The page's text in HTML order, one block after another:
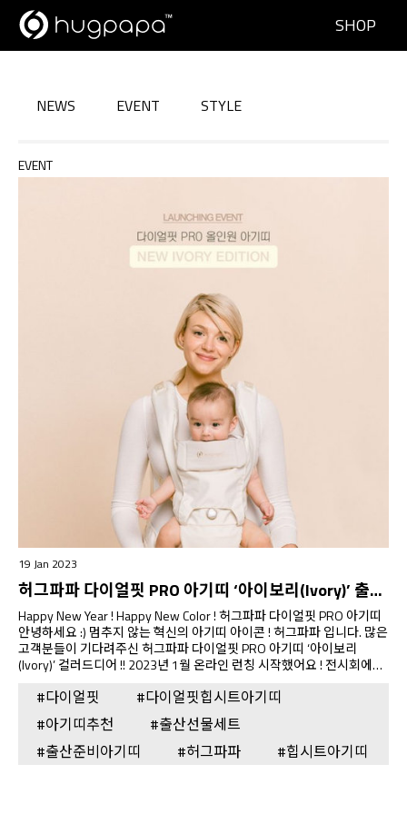
SHOP
NEWS EVENT STYLE
EVENT
19 Jan 2023
허그파파 다이얼핏 PRO 아기띠 ‘아이보리(Ivory)’ 출시 이벤트
Happy New Year ! Happy New Color ! 허그파파 다이얼핏 PRO 아기띠
안녕하세요 :) 멈추지 않는 혁신의 아기띠 아이콘 ! 허그파파 입니다. 많은
고객분들이 기다려주신 허그파파 다이얼핏 PRO 아기띠 ‘아이보리
(Ivory)’ 컬러드디어 !! 2023년 1월 온라인 런칭 시작했어요 ! 전시회에서
들의 의견을 반영하여 엄마와 아빠 모두 화사해지는 가장 예쁜 컬러로고
심 끝에 결정했는데 많은 고객분들이 만족해하셔서 허그파파는 너무 행
복했답니다 :) 고객분들의 성원에 감사드리고자, 허그파파 다이얼핏 아기
띠 구매시특별 할인 혜택과 풍성한 사은품, 다양한 후기 이벤트까지 준비
했으니허그파파 공식 홈페이지 또는 네이버 스마트스토어에서지금 바로
#다이얼핏
#다이얼핏힙시트아기띠
#아기띠추천
#출산선물세트
#출산준비아기띠
#허그파파 #힙시트아기띠